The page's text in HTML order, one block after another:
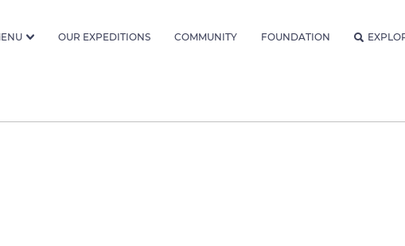
OUR EXPEDITIONS COMMUNITY FOUNDATION